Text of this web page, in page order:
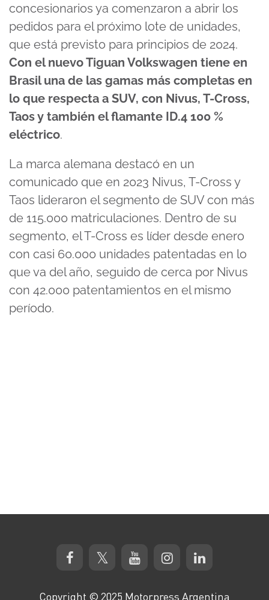
concesionarios ya comenzaron a abrir los
pedidos para el próximo lote de unidades,
que está previsto para principios de 2024.
Con el nuevo Tiguan Volkswagen tiene en
Brasil una de las gamas más completas en
lo que respecta a SUV, con Nivus, T-Cross,
Taos y también el flamante ID.4 100 %
eléctrico.
La marca alemana destacó en un
comunicado que en 2023 Nivus, T-Cross y
Taos lideraron el segmento de SUV con más
de 115.000 matriculaciones. Dentro de su
segmento, el T-Cross es líder desde enero
con casi 60.000 unidades patentadas en lo
que va del año, seguido de cerca por Nivus
con 42.000 patentamientos en el mismo
período.
Copyright © 2025 Motorpress Argentina